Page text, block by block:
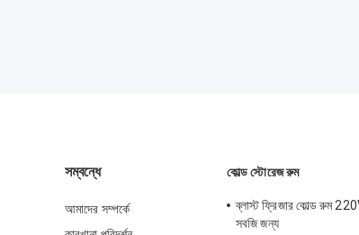
সম্বন্ধে
আমাদের সম্পর্কে
কোল্ড স্টোরেজ রুম
ব্লাস্ট ফ্রিজার কোল্ড রুম
সবজি জন্য